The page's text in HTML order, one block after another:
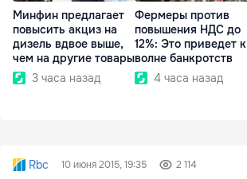
Минфин предлагает
повысить акциз на
дизель вдвое выше,
чем на другие товары
3 часа назад
Фермеры против
повышения НДС до
12%: Это приведет к
волне банкротств
4 часа назад
Rbc 10 июня 2015, 19:35 2 114